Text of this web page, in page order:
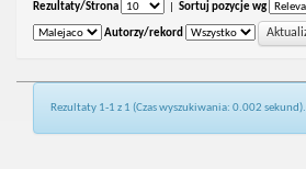
Rezultaty/Strona Sortuj pozycje wg
Autorzy/rekord
Rezultaty 1-1 z 1 (Czas wyszukiwania: 0.002 sekund).